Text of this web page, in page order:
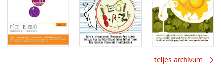
teljes archívum